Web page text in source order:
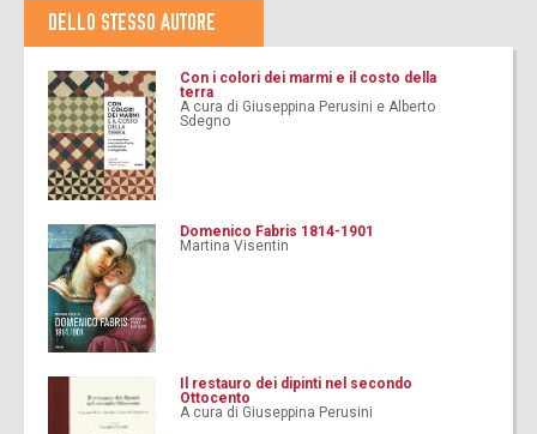
DELLO STESSO AUTORE
Con i colori dei marmi e il costo della
terra
A cura di Giuseppina Perusini e Alberto
Sdegno
Domenico Fabris 1814-1901
Martina Visentin
Il restauro dei dipinti nel secondo
Ottocento
A cura di Giuseppina Perusini